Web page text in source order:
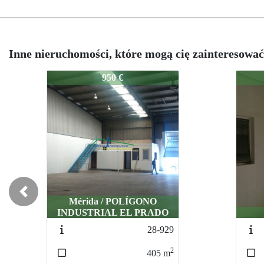
Inne nieruchomości, które mogą cię zainteresować
EL PRADO
28-929
m2
14-936-AL
Mérida / VARIAS
297-56
m2
14-936-AL
Mérida / VARIAS
297-56
145m
Previous